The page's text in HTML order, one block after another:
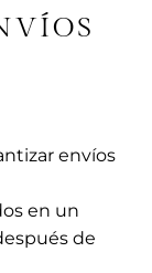
envíos
en un
de